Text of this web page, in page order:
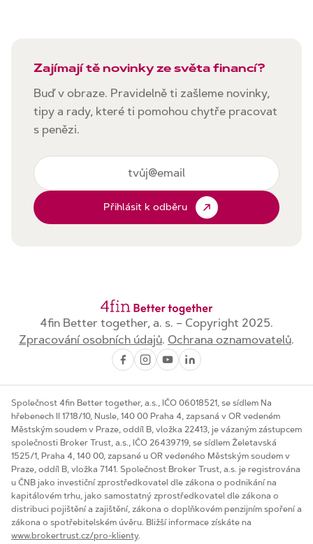
Zajímají tě novinky ze světa financí?
Buď v obraze. Pravidelně ti zašleme novinky,
tipy a rady, které ti pomohou chytře pracovat
s penězi.
Přihlásit k odběru
4fin Better together, a. s. – Copyright 2025.
Zpracování osobních údajů. Ochrana oznamovatelů.
Společnost 4fin Better together, a.s., IČO 06018521, se sídlem Na
hřebenech II 1718/10, Nusle, 140 00 Praha 4, zapsaná v OR vedeném
Městským soudem v Praze, oddíl B, vložka 22413, je vázaným zástupcem
společnosti Broker Trust, a.s., IČO 26439719, se sídlem Želetavská
1525/1, Praha 4, 140 00, zapsané u OR vedeného Městským soudem v
Praze, oddíl B, vložka 7141. Společnost Broker Trust, a.s. je registrována
u ČNB jako investiční zprostředkovatel dle zákona o podnikání na
kapitálovém trhu, jako samostatný zprostředkovatel dle zákona o
distribuci pojištění a zajištění, zákona o doplňkovém penzijním spoření a
zákona o spotřebitelském úvěru. Bližší informace získáte na
www.brokertrust.cz/pro-klienty.